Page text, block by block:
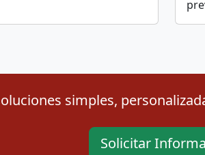
simples,
Solicitar